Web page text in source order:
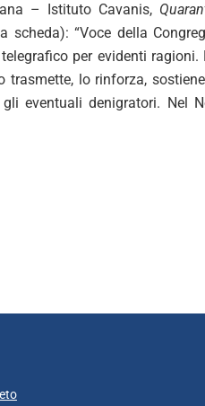
– Istituto Cavanis,
“Voce della
per evidenti ragioni.
lo rinforza,
eventuali denigratori. Nel